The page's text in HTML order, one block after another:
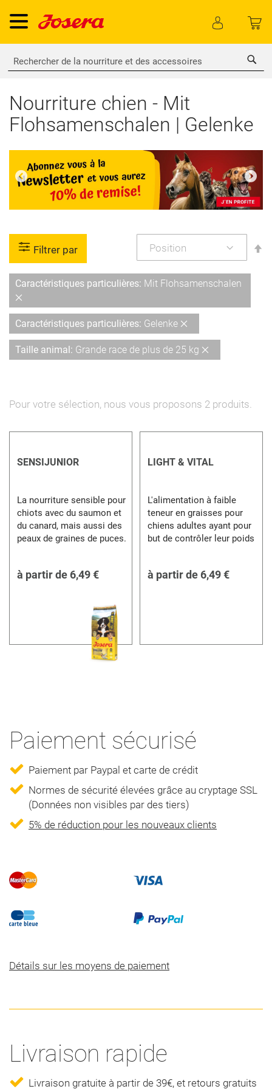
Nourriture chien - Mit
Flohsamenschalen | Gelenke
Caractéristiques particulières Mit Flohsamenschalen
cet
Élément
Caractéristiques particulières Gelenke
cet
Élément
Taille animal Grande race de plus de 25 kg
cet
Pour votre sélection, nous vous proposons 2 produits.
SENSIJUNIOR
La nourriture sensible pour
chiots avec du saumon et
du canard, mais aussi des
peaux de graines de puces.
à partir de 6,49 €
LIGHT & VITAL
L'alimentation à faible
teneur en graisses pour
chiens adultes ayant pour
but de contrôler leur poids
à partir de 6,49 €
Filtrer par
Paiement sécurisé
Paiement par Paypal et carte de crédit
Normes de sécurité élevées grâce au cryptage SSL
(Données non visibles par des tiers)
5% de réduction pour les nouveaux clients
Détails sur les moyens de paiement
Livraison rapide
Livraison gratuite à partir de 39€, et retours gratuits